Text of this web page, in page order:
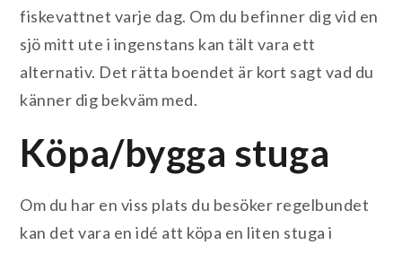
fiskevattnet varje dag. Om du befinner dig vid en
sjö mitt ute i ingenstans kan tält vara ett
alternativ. Det rätta boendet är kort sagt vad du
känner dig bekväm med.
Köpa/bygga stuga
Om du har en viss plats du besöker regelbundet
kan det vara en idé att köpa en liten stuga i